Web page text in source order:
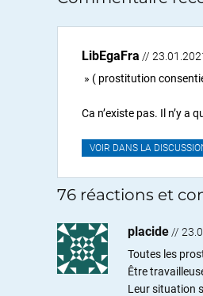
LibEgaFra //
» ( prostitution
Ca n’existe pas. Il n’y
VOIR DANS LA
76 réactions et
placide //
Toutes les
Être
Leur situation